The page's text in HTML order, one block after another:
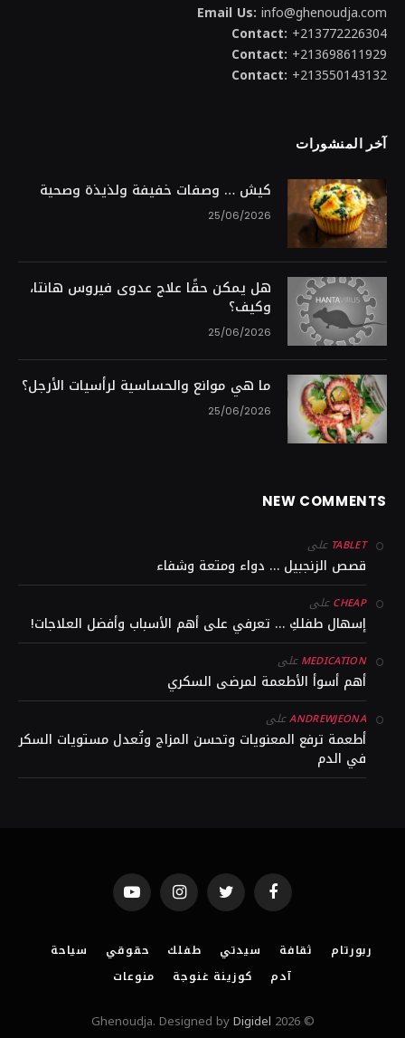
Email Us: info@ghenoudja.com
Contact: +213772226304
Contact: +213698611929
Contact: +213550143132
آخر المنشورات
كيش … وصفات خفيفة ولذيذة وصحية
25/06/2026
هل يمكن حقًا علاج عدوى فيروس هانتا،
وكيف؟
25/06/2026
ما هي موانع والحساسية لرأسيات الأرجل؟
25/06/2026
NEW COMMENTS
TABLET على
قصص الزنجبيل … دواء ومتعة وشفاء
CHEAPعلى
إسهال طفلكِ … تعرفي على أهم الأسباب وأفضل العلاجات!
MEDICATIONعلى
أهم أسوأ الأطعمة لمرضى السكري
ANDREWJEONAعلى
أطعمة ترفع المعنويات وتحسن المزاج وتُعدل مستويات السكر
في الدم
Facebook
Twitter
Instagram
YouTube
ربورتام ثقافة سيدتي طفلك حقوقي
سياحة
آدم
كوزينة غنوجة منوعات
© 2026 Ghenoudja. Designed by
Digidel